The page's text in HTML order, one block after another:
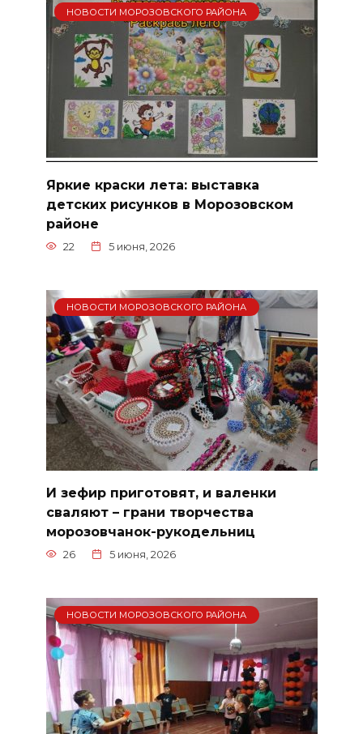
НОВОСТИ МОРОЗОВСКОГО РАЙОНА
Яркие краски лета: выставка
детских рисунков в Морозовском
районе
22 5 июня, 2026
НОВОСТИ МОРОЗОВСКОГО РАЙОНА
И зефир приготовят, и валенки
сваляют – грани творчества
морозовчанок-рукодельниц
26 5 июня, 2026
НОВОСТИ МОРОЗОВСКОГО РАЙОНА